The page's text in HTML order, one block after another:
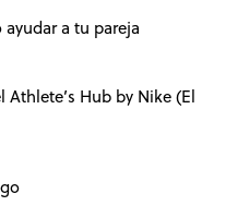
a tu pareja
Hub by Nike (El